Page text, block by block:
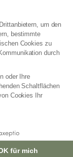
um den
bestimmte
Cookies zu
durch
oder Ihre
Schaltflächen
Cookies Ihr
für mich